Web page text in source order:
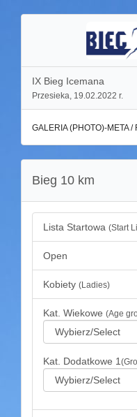
IX Bieg Icemana
Przesieka, 19.02.2022 r.
GALERIA (PHOTO)-META /
Bieg 10 km
Lista Startowa (Start
Open
Kobiety (Ladies)
Kat. Wiekowe (Age
Kat. Dodatkowe 1